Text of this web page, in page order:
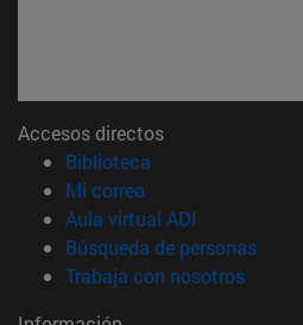
Accesos directos
Biblioteca
Mi correo(abre en nueva
Aula virtual ADI
Búsqueda de personas(abre
Trabaja con nosotros(abre